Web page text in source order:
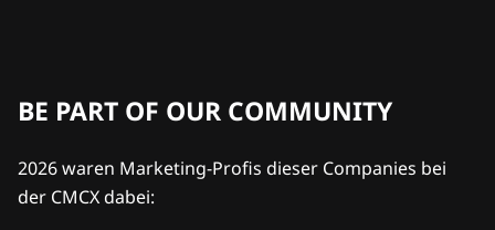
BE PART OF OUR COMMUNITY
2026 waren Marketing-Profis dieser Companies bei
der CMCX dabei: